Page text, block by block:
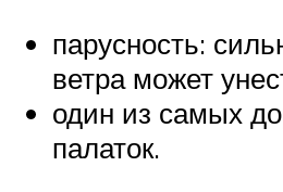
парусность:
ветра может
один из самых
палаток.